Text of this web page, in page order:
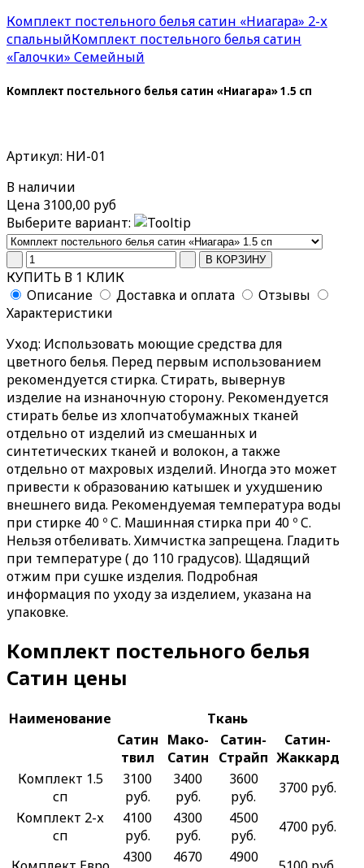
Комплект постельного белья сатин «Ниагара» 2-х
спальныйКомплект постельного белья сатин
«Галочки» Семейный
Комплект постельного белья сатин «Ниагара» 1.5 сп
Артикул: НИ-01
В наличии
Цена 3100,00 руб
Выберите вариант:
КУПИТЬ В 1 КЛИК
Описание
Доставка и оплата
Отзывы
Характеристики
Уход: Использовать моющие средства для
цветного белья. Перед первым использованием
рекомендуется стирка. Стирать, вывернув
изделие на изнаночную сторону. Рекомендуется
стирать белье из хлопчатобумажных тканей
отдельно от изделий из смешанных и
синтетических тканей и волокон, а также
отдельно от махровых изделий. Иногда это может
привести к образованию катышек и ухудшению
внешнего вида. Рекомендуемая температура воды
при стирке 40 º C. Машинная стирка при 40 º C.
Нельзя отбеливать. Химчистка запрещена. Гладить
при температуре ( до 110 градусов). Щадящий
отжим при сушке изделия. Подробная
информация по уходу за изделием, указана на
упаковке.
Комплект постельного белья
Сатин цены
Наименование
Ткань
Сатин
твил
Мако-
Сатин
Сатин-
Страйп
Сатин-
Жаккард
Комплект 1.5
сп
3100
руб.
3400
руб.
3600
руб.
3700 руб.
Комплект 2-х
сп
4100
руб.
4300
руб.
4500
руб.
4700 руб.
4300
4670
4900